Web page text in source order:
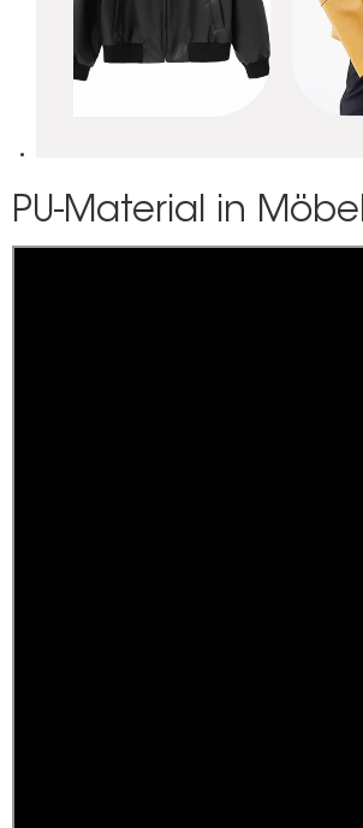
PU-Material in